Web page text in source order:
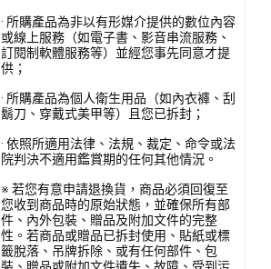
· 所購產品為非以有形媒介提供的數位內容
或線上服務（如電子書、影音串流服務、
訂閱制軟體服務等）並經您事先同意才提
供；
· 所購產品為個人衛生用品（如內衣褲、刮
鬍刀、穿戴式美甲等）且您已拆封；
· 依照所適用法律、法規、裁定、命令或法
院判決不適用鑑賞期的任何其他情況。
※ 若您有意申請退換貨，商品必須回復至
您收到商品時的原始狀態，並確保所有部
件、內外包裝、贈品及附加文件的完整
性。若商品或贈品已拆封使用、貼紙或標
籤脫落、吊牌拆除、或有任何部件、包
裝、贈品或附加文件遺失、故障、受到污